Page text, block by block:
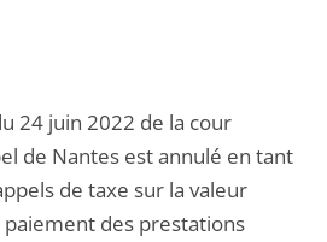
24 juin 2022 de la cour
de Nantes est annulé en tant
de taxe sur la valeur
des prestations